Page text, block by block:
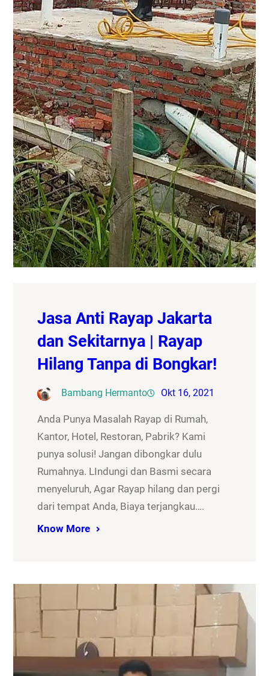
Jasa Anti Rayap Jakarta
dan Sekitarnya | Rayap
Hilang Tanpa di Bongkar!
Bambang Hermanto Okt 16, 2021
Anda Punya Masalah Rayap di Rumah,
Kantor, Hotel, Restoran, Pabrik? Kami
punya solusi! Jangan dibongkar dulu
Rumahnya. LIndungi dan Basmi secara
menyeluruh, Agar Rayap hilang dan pergi
dari tempat Anda, Biaya terjangkau….
Know More